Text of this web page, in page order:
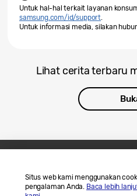
Situs web kami menggunakan
pengalaman Anda. Baca lebih
Untuk hal-hal terkait layanan
samsung.com/id/support.
Untuk informasi media, silakan
Lihat cerita terbaru
Hubungi Kami
Legal